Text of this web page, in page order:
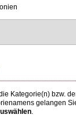
Kategorie(n) bzw.
gelangen
.